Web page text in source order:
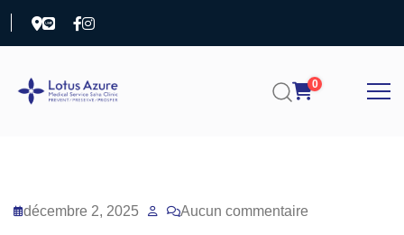
0
décembre 2, 2025 Aucun commentaire